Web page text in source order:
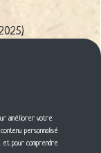
améliorer votre
personnalisé
pour comprendre
la !